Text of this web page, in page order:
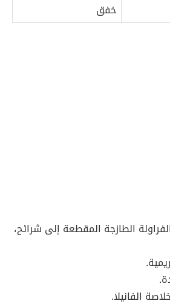
خفق
الطازجة المقطعة إلى شرائح،
الفانيلا.